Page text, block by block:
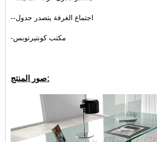
-مكتب كونتيرتوبس
صور المنتج: